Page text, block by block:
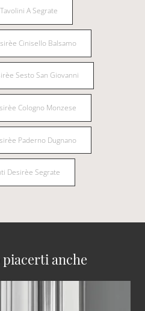
A Segrate
Cinisello Balsamo
Sesto San Giovanni
Cologno Monzese
Paderno Dugnano
Desirèe Segrate
anche